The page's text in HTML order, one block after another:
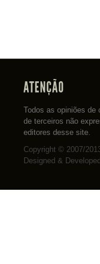
Todos as opiniões de
de terceiros não
editores desse site.
Copyright © 2007/
Designed & Developed